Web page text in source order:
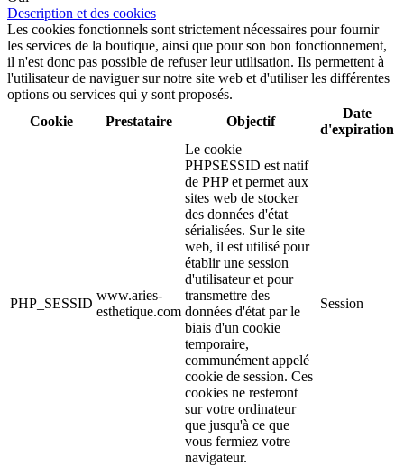
Description et des cookies
Les cookies fonctionnels sont strictement nécessaires pour fournir
les services de la boutique, ainsi que pour son bon fonctionnement,
il n'est donc pas possible de refuser leur utilisation. Ils permettent à
l'utilisateur de naviguer sur notre site web et d'utiliser les différentes
options ou services qui y sont proposés.
Cookie
Prestataire Objectif
Date
d'expiration
PHP_SESSID
www.aries-
esthetique.com
Le cookie
PHPSESSID est natif
de PHP et permet aux
sites web de stocker
des données d'état
sérialisées. Sur le site
web, il est utilisé pour
établir une session
d'utilisateur et pour
transmettre des
données d'état par le
biais d'un cookie
temporaire,
communément appelé
cookie de session. Ces
cookies ne resteront
sur votre ordinateur
que jusqu'à ce que
vous fermiez votre
navigateur.
Session